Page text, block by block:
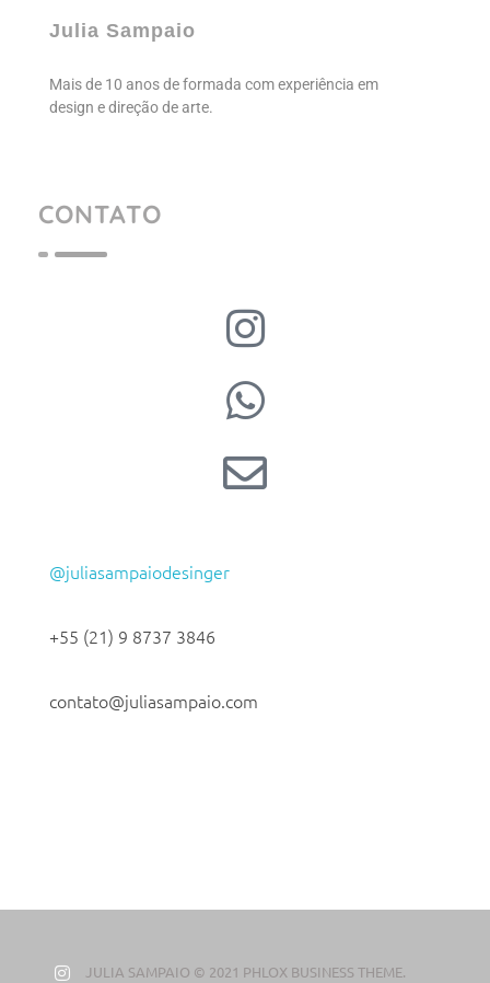
Julia Sampaio
Mais de 10 anos de formada com experiência em
design e direção de arte.
CONTATO
@juliasampaiodesinger
+55 (21) 9 8737 3846
contato@juliasampaio.com
JULIA SAMPAIO © 2021 PHLOX BUSINESS THEME.